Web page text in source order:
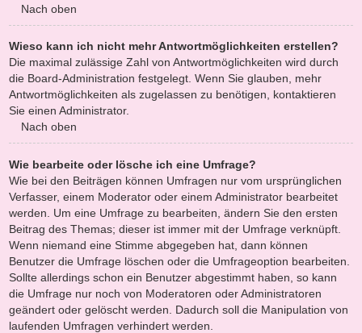
Nach oben
Wieso kann ich nicht mehr Antwortmöglichkeiten erstellen?
Die maximal zulässige Zahl von Antwortmöglichkeiten wird durch
die Board-Administration festgelegt. Wenn Sie glauben, mehr
Antwortmöglichkeiten als zugelassen zu benötigen, kontaktieren
Sie einen Administrator.
Nach oben
Wie bearbeite oder lösche ich eine Umfrage?
Wie bei den Beiträgen können Umfragen nur vom ursprünglichen
Verfasser, einem Moderator oder einem Administrator bearbeitet
werden. Um eine Umfrage zu bearbeiten, ändern Sie den ersten
Beitrag des Themas; dieser ist immer mit der Umfrage verknüpft.
Wenn niemand eine Stimme abgegeben hat, dann können
Benutzer die Umfrage löschen oder die Umfrageoption bearbeiten.
Sollte allerdings schon ein Benutzer abgestimmt haben, so kann
die Umfrage nur noch von Moderatoren oder Administratoren
geändert oder gelöscht werden. Dadurch soll die Manipulation von
laufenden Umfragen verhindert werden.